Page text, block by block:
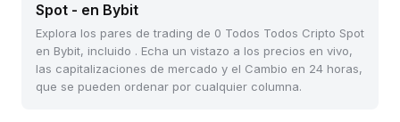
Spot - en Bybit
Explora los pares de trading de 0 Todos Todos Cripto Spot
en Bybit, incluido . Echa un vistazo a los precios en vivo,
las capitalizaciones de mercado y el Cambio en 24 horas,
que se pueden ordenar por cualquier columna.